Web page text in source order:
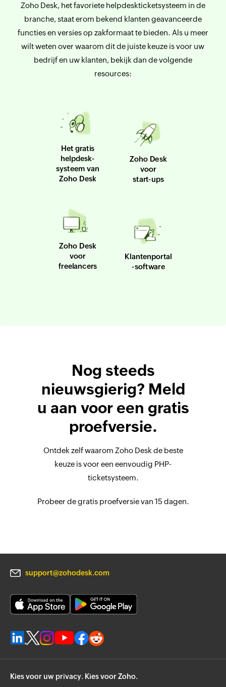
Zoho Desk, het favoriete helpdeskticketsysteem in de
branche, staat erom bekend klanten geavanceerde
functies en versies op zakformaat te bieden. Als u meer
wilt weten over waarom dit de juiste keuze is voor uw
bedrijf en uw klanten, bekijk dan de volgende
resources:
Het gratis
helpdesk-
systeem van
Zoho Desk
Zoho Desk
voor
start-ups
Zoho Desk
voor
freelancers
Klantenportal
-software
Nog steeds
nieuwsgierig? Meld
u aan voor een gratis
proefversie.
Ontdek zelf waarom Zoho Desk de beste
keuze is voor een eenvoudig PHP-
ticketsysteem.
Probeer de gratis proefversie van 15 dagen.
support@zohodesk.com
Kies voor uw privacy. Kies voor Zoho.